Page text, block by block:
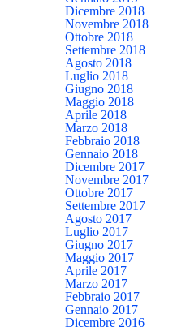
Dicembre 2018
Novembre 2018
Ottobre 2018
Settembre 2018
Agosto 2018
Luglio 2018
Giugno 2018
Maggio 2018
Aprile 2018
Marzo 2018
Febbraio 2018
Gennaio 2018
Dicembre 2017
Novembre 2017
Ottobre 2017
Settembre 2017
Agosto 2017
Luglio 2017
Giugno 2017
Maggio 2017
Aprile 2017
Marzo 2017
Febbraio 2017
Gennaio 2017
Dicembre 2016